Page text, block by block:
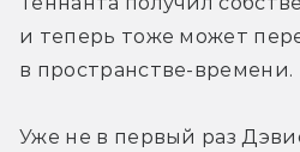
и теперь тоже может
в пространстве-времени.
Уже не в первый раз